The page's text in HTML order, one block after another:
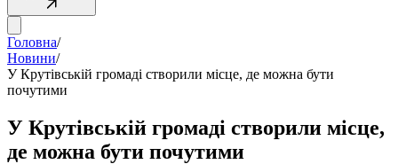
Головна/
Новини/
У Крутівській громаді створили місце, де можна бути
почутими
У Крутівській громаді створили місце,
де можна бути почутими